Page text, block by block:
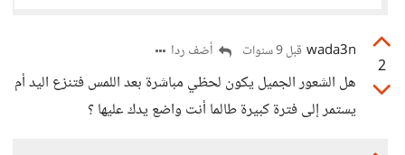
2
wada3n قبل 9 سنوات أضف ردا
هل الشعور الجميل يكون لحظي مباشرة بعد اللمس فتنزع اليد أم
يستمر إلى فترة كبيرة طالما أنت واضع يدك عليها ؟